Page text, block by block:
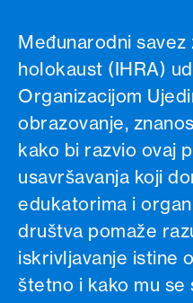
Međunarodni savez
holokaust (IHRA)
Organizacijom
obrazovanje,
kako bi razvio ovaj
usavršavanja koji
edukatorima i
društva pomaže
iskrivljavanje istine
štetno i kako mu se